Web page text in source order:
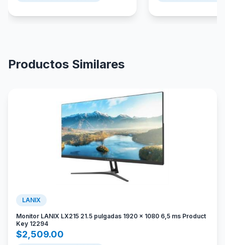
Productos Similares
LANIX
Monitor LANIX LX215 21.5 pulgadas 1920 x 1080 6,5 ms Product
Key 12294
$2,509.00